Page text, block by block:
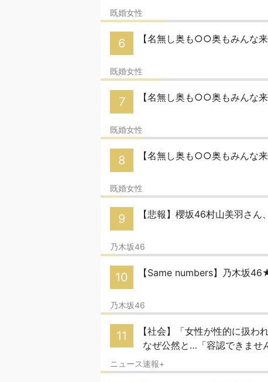
既婚女性
6 【名無し奥も○○奥もみんな
既婚女性
7 【名無し奥も○○奥もみんな
既婚女性
8 【名無し奥も○○奥もみんな
既婚女性
9 【悲報】櫻坂46村山美羽さ
乃木坂46
10 【Same numbers】乃木坂
乃木坂46
11
【社会】「女性が性的に扱
なぜ公然と…「容認できませ
ニュース速報+